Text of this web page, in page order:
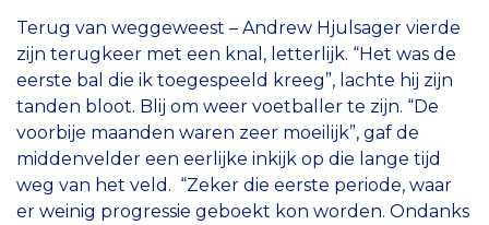
Terug van weggeweest – Andrew Hjulsager vierde
zijn terugkeer met een knal, letterlijk. “Het was de
eerste bal die ik toegespeeld kreeg”, lachte hij zijn
tanden bloot. Blij om weer voetballer te zijn. “De
voorbije maanden waren zeer moeilijk”, gaf de
middenvelder een eerlijke inkijk op die lange tijd
weg van het veld. “Zeker die eerste periode, waar
er weinig progressie geboekt kon worden. Ondanks